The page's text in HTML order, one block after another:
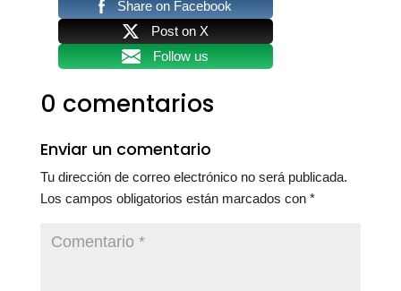
Share on Facebook
Post on X
Follow us
0 comentarios
Enviar un comentario
Tu dirección de correo electrónico no será publicada.
Los campos obligatorios están marcados con *